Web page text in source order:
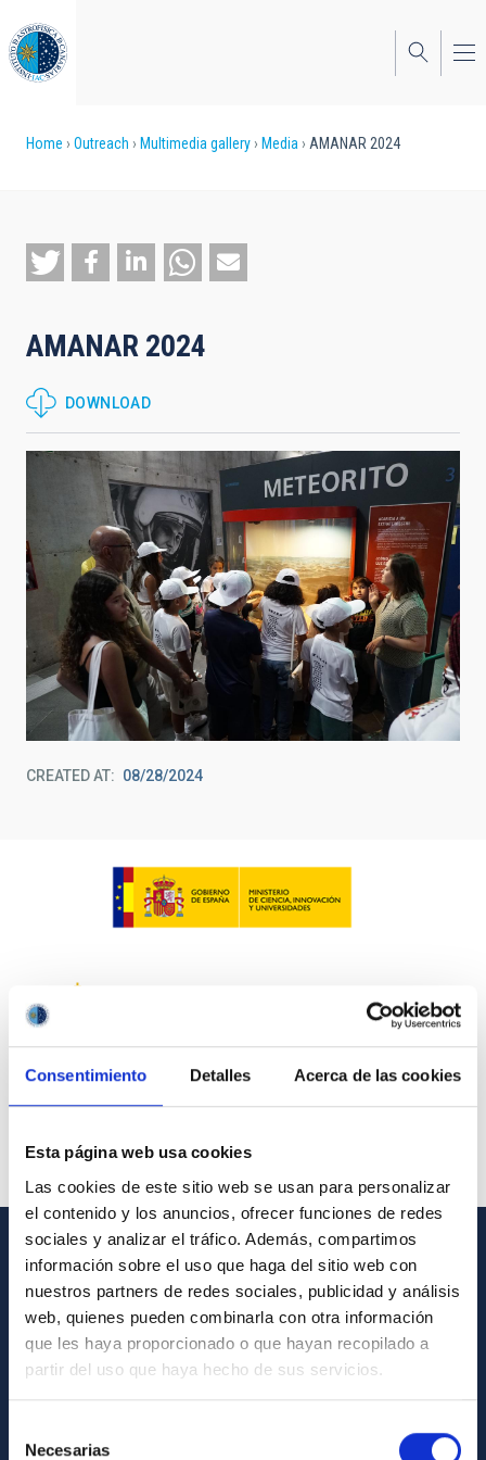
Consentimiento Detalles Acerca de las cookies
Esta página web usa cookies
Las cookies de este sitio web se usan para personalizar
el contenido y los anuncios, ofrecer funciones de redes
sociales y analizar el tráfico. Además, compartimos
información sobre el uso que haga del sitio web con
nuestros partners de redes sociales, publicidad y análisis
web, quienes pueden combinarla con otra información
que les haya proporcionado o que hayan recopilado a
partir del uso que haya hecho de sus servicios.
Necesarias
to
main
content
Breadcrumb
Home Outreach Multimedia gallery Media AMANAR 2024
AMANAR 2024
DOWNLOAD
CREATED AT 08/28/2024
GENERAL INFORMATION
Contact
How to get to the IAC